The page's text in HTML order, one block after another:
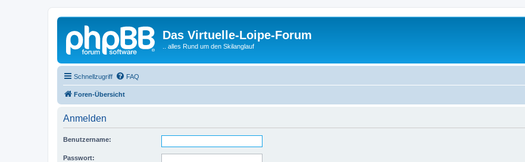
Das Virtuelle-Loipe-Forum
.. alles Rund um den Skilanglauf
Schnellzugriff FAQ
Foren-Übersicht
Anmelden
Benutzername:
Passwort: